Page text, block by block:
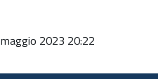
2023 20:22